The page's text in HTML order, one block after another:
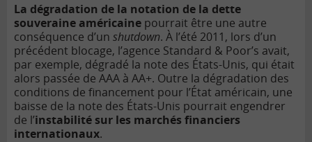
La dégradation de la notation de la dette
souveraine américaine pourrait être une autre
conséquence d’un shutdown. À l’été 2011, lors d’un
précédent blocage, l’agence Standard & Poor’s avait,
par exemple, dégradé la note des États-Unis, qui était
alors passée de AAA à AA+. Outre la dégradation des
conditions de financement pour l’État américain, une
baisse de la note des États-Unis pourrait engendrer
de l’instabilité sur les marchés financiers
internationaux.